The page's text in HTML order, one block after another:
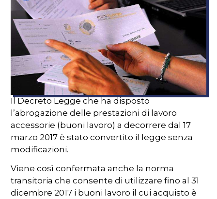
Il Decreto Legge che ha disposto
l’abrogazione delle prestazioni di lavoro
accessorie (buoni lavoro) a decorrere dal 17
marzo 2017 è stato convertito il legge senza
modificazioni.
Viene così confermata anche la norma
transitoria che consente di utilizzare fino al 31
dicembre 2017 i buoni lavoro il cui acquisto è